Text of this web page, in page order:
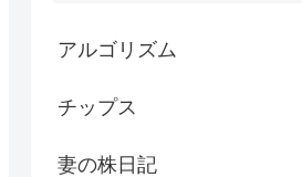
アルゴリズム
チップス
妻の株日記